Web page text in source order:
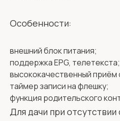
Особенности:
внешний блок питания;
поддержка EPG, телетекста;
высококачественный приём
таймер записи на флешку;
функция родительского
Для дачи при отсутствии